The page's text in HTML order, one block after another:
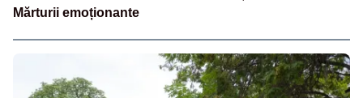
Mărturii emoționante